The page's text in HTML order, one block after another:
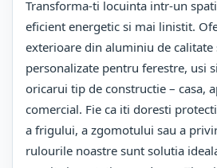
Transforma-ti locuinta intr-un
eficient energetic si mai linistit.
exterioare din aluminiu de calitate
personalizate pentru ferestre, usi
oricarui tip de constructie – casa,
comercial. Fie ca iti doresti
a frigului, a zgomotului sau a
rulourile noastre sunt solutia